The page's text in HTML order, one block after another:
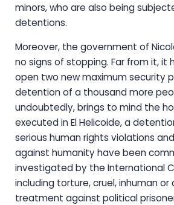
minors, who are also being
detentions.
Moreover, the government of
no signs of stopping. Far from it,
open two new maximum security
detention of a thousand more
undoubtedly, brings to mind the
executed in El Helicoide, a
serious human rights violations
against humanity have been
investigated by the International
including torture, cruel, inhuman or
treatment against political